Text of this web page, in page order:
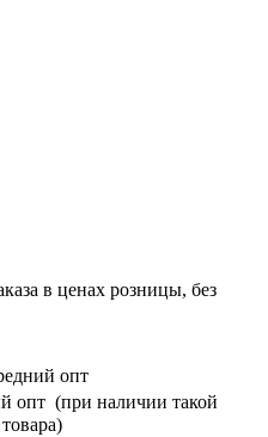
в ценах розницы, без
опт
опт (при наличии такой